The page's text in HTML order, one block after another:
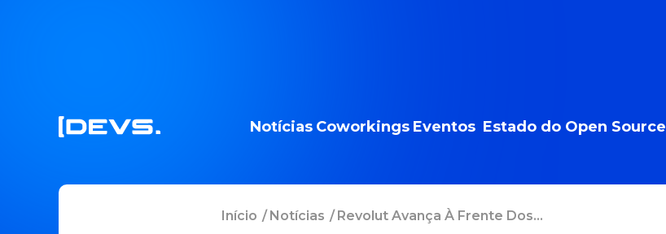
Notícias Coworkings Eventos Estado do Open Source
Início /Notícias / Revolut Avança À Frente Dos...